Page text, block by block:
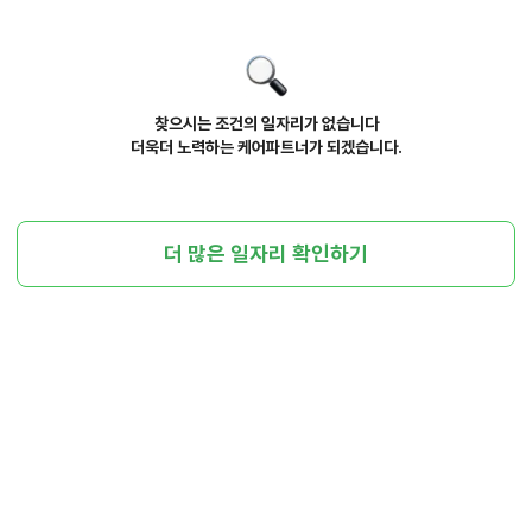
찾으시는 조건의 일자리가 없습니다
더욱더 노력하는 케어파트너가 되겠습니다.
더 많은 일자리 확인하기